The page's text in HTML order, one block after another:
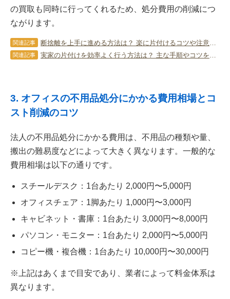
の買取も同時に行ってくれるため、処分費用の削減につ
ながります。
関連記事
関連記事
3. オフィスの不用品処分にかかる費用相場とコ
スト削減のコツ
法人の不用品処分にかかる費用は、不用品の種類や量、
搬出の難易度などによって大きく異なります。一般的な
費用相場は以下の通りです。
スチールデスク：1台あたり 2,000円〜5,000円
オフィスチェア：1脚あたり 1,000円〜3,000円
キャビネット・書庫：1台あたり 3,000円〜8,000円
パソコン・モニター：1台あたり 2,000円〜5,000円
コピー機・複合機：1台あたり 10,000円〜30,000円
※上記はあくまで目安であり、業者によって料金体系は
異なります。